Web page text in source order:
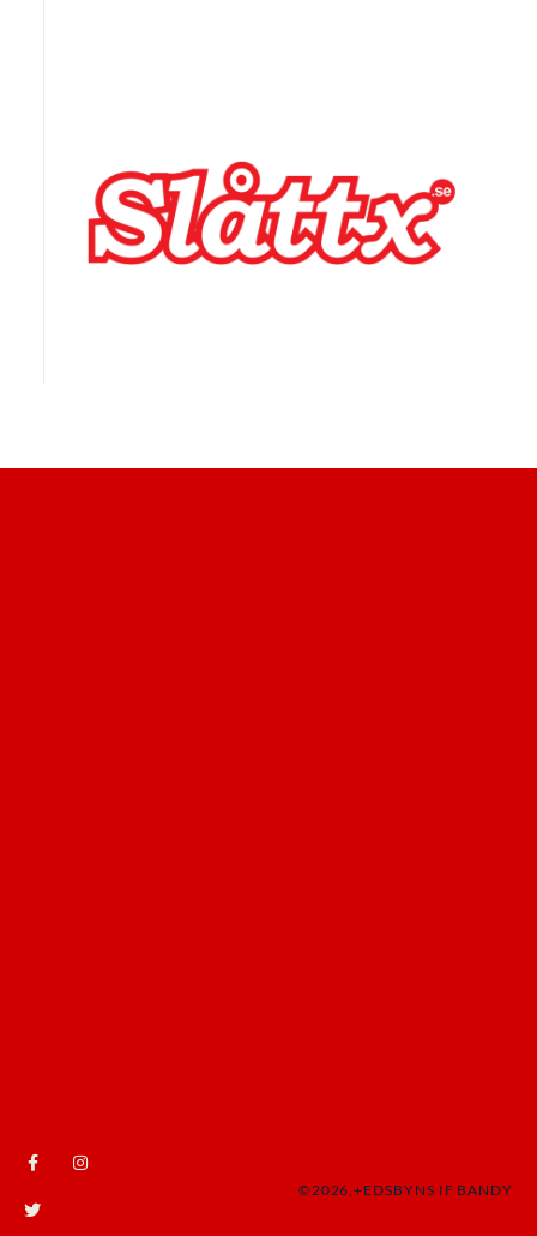
©2026,+EDSBYNS IF BANDY